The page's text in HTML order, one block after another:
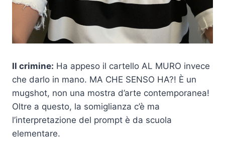
Il crimine: Ha appeso il cartello AL MURO invece
che darlo in mano. MA CHE SENSO HA?! È un
mugshot, non una mostra d’arte contemporanea!
Oltre a questo, la somiglianza c’è ma
l’interpretazione del prompt è da scuola
elementare.